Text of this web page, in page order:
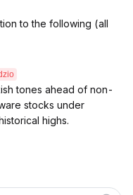
to the following (all
tones ahead of non-
stocks under
highs.